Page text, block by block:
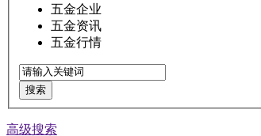
五金企业
五金资讯
五金行情
搜索
高级搜索